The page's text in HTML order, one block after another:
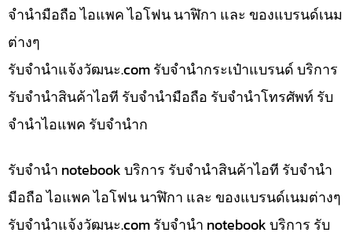
จำนำมือถือ ไอแพค ไอโฟน นาฬิกา และ ของแบรนด์เนม
ต่างๆ
รับจํานําแจ้งวัฒนะ.com รับจำนำกระเป๋าแบรนด์ บริการ
รับจำนำสินค้าไอที รับจำนำมือถือ รับจำนำโทรศัพท์ รับ
จำนำไอแพค รับจำนำก
รับจำนำ notebook บริการ รับจำนำสินค้าไอที รับจำนำ
มือถือ ไอแพค ไอโฟน นาฬิกา และ ของแบรนด์เนมต่างๆ
รับจํานําแจ้งวัฒนะ.com รับจำนำ notebook บริการ รับ